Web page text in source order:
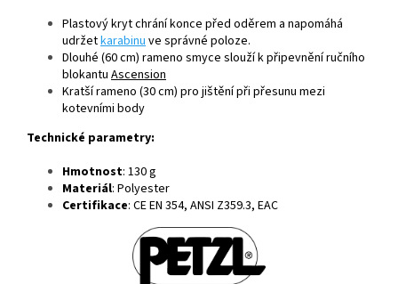
Plastový kryt chrání konce před oděrem a napomáhá
udržetkarabinu ve správné poloze.
Dlouhé (60 cm) rameno smyce slouží k připevnění ručního
blokantu Ascension
Kratší rameno (30 cm) pro jištění při přesunu mezi
kotevními body
Technické parametry:
Hmotnost: 130 g
Materiál: Polyester
Certifikace: CE EN 354, ANSI Z359.3, EAC